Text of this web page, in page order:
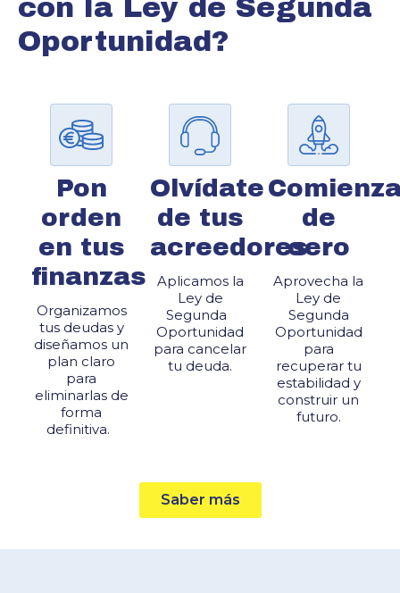
con la Ley de Segunda
Oportunidad?
Pon
orden
en tus
finanzas
Organizamos
tus deudas y
diseñamos un
plan claro
para
eliminarlas de
forma
definitiva.
Olvídate
de tus
acreedores
Aplicamos la
Ley de
Segunda
Oportunidad
para cancelar
tu deuda.
de
cero
Aprovecha la
Ley de
Segunda
Oportunidad
para
recuperar tu
estabilidad y
construir un
futuro.
Saber más